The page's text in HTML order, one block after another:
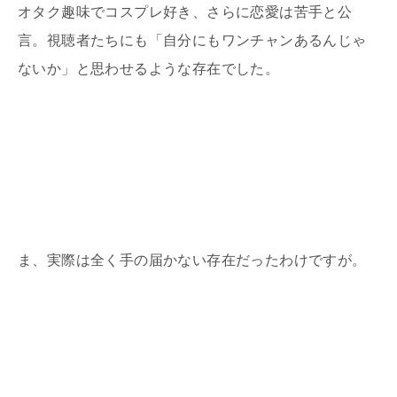
オタク趣味でコスプレ好き、さらに恋愛は苦手と公
言。視聴者たちにも「自分にもワンチャンあるんじゃ
ないか」と思わせるような存在でした。
ま、実際は全く手の届かない存在だったわけですが。